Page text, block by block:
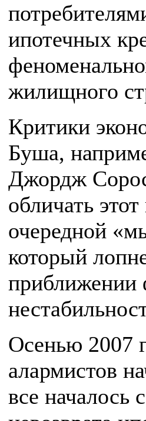
ипотечных
жилищного
Критики
Буша,
Джордж
обличать
очередной
который
приближении
Осенью 2007
алармистов
все началось